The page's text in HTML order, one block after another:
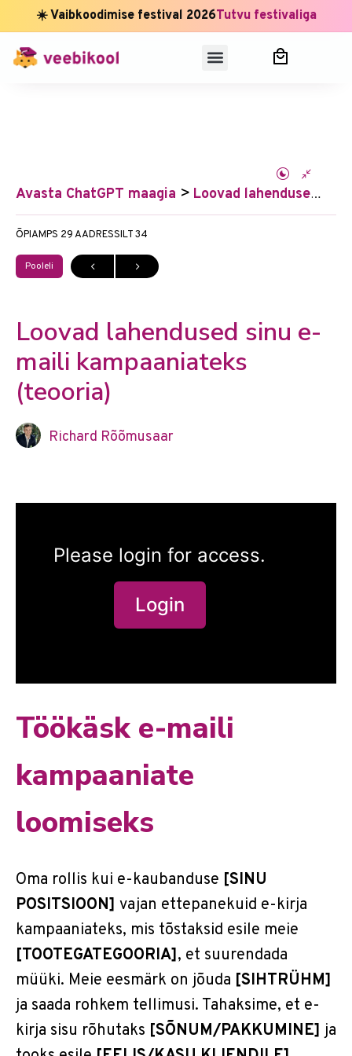
☀️ Vaibkoodimise festival 2026Tutvu festivaliga
Avasta ChatGPT maagia Loovad lahendused sinu e-maili kampaaniateks (teooria)
ÕPIAMPS 29AADRESSILT 34
Pooleli
Loovad lahendused sinu e-
maili kampaaniateks
(teooria)
Richard Rõõmusaar
Please login for access.
Login
Töökäsk e-maili
kampaaniate
loomiseks
Oma rollis kui e-kaubanduse [SINU
POSITSIOON] vajan ettepanekuid e-kirja
kampaaniateks, mis tõstaksid esile meie
[TOOTEGATEGOORIA] , et suurendada
müüki. Meie eesmärk on jõuda [SIHTRÜHM]
ja saada rohkem tellimusi. Tahaksime, et e-
kirja sisu rõhutaks [SÕNUM/PAKKUMINE] ja